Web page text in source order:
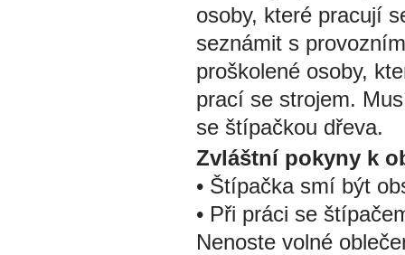
osoby, které pracují
seznámit s
proškolené osoby,
prací se strojem.
se štípačkou dřeva.
Zvláštní pokyny k
• Štípačka smí být
• Při práci se
Nenoste volné